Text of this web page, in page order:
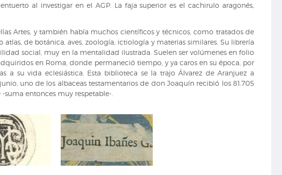
al investigar en el AGP. La faja superior es el cachirulo aragonés,
Artes, y también había muchos científicos y técnicos, como tratados de
de botánica, aves, zoología, ictiología y materias similares. Su librería
social, muy en la mentalidad ilustrada. Suelen ser volúmenes en folio
en Roma, donde permaneció tiempo, y ya caros en su época, por
a su vida eclesiástica. Esta biblioteca se la trajo Álvarez de Aranjuez a
uno de los albaceas testamentarios de don Joaquín recibió los 81.705
entonces muy respetable-.